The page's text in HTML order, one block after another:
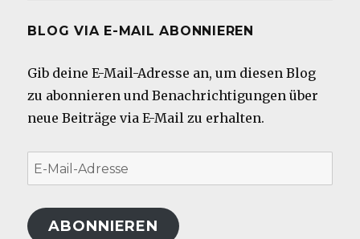
BLOG VIA E-MAIL ABONNIEREN
Gib deine E-Mail-Adresse an, um diesen Blog
zu abonnieren und Benachrichtigungen über
neue Beiträge via E-Mail zu erhalten.
E-
Mail-
Adresse
ABONNIEREN